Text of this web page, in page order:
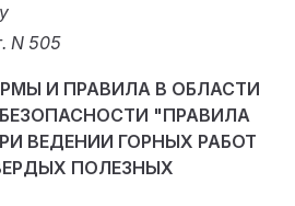
N 505
И ПРАВИЛА В ОБЛАСТИ
"ПРАВИЛА
ВЕДЕНИИ ГОРНЫХ РАБОТ
ПОЛЕЗНЫХ